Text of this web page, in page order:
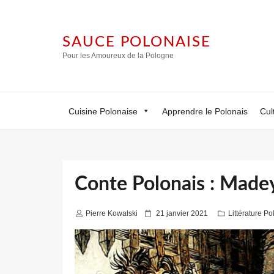
SAUCE POLONAISE
Pour les Amoureux de la Pologne
Cuisine Polonaise Apprendre le Polonais
Conte Polonais :
Pierre Kowalski
P
b
l
i
21 janvier 2021 Littérature